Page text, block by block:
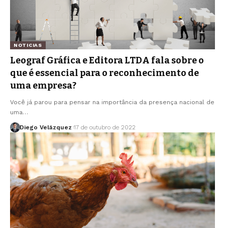
NOTICIAS
Leograf Gráfica e Editora LTDA fala sobre o
que é essencial para o reconhecimento de
uma empresa?
Você já parou para pensar na importância da presença nacional de
uma…
Diego Velázquez 17 de outubro de 2022